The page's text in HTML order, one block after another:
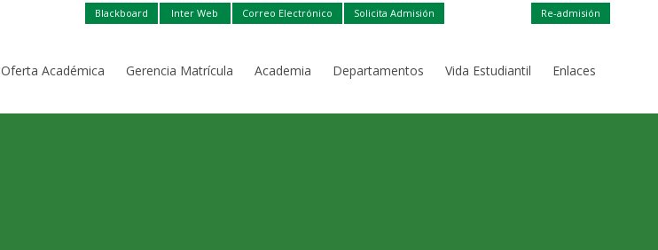
Blackboard Inter Web Correo Electrónico Solicita Admisión Re-admisión
Oferta Académica Gerencia Matrícula Academia Departamentos Vida Estudiantil Enlaces